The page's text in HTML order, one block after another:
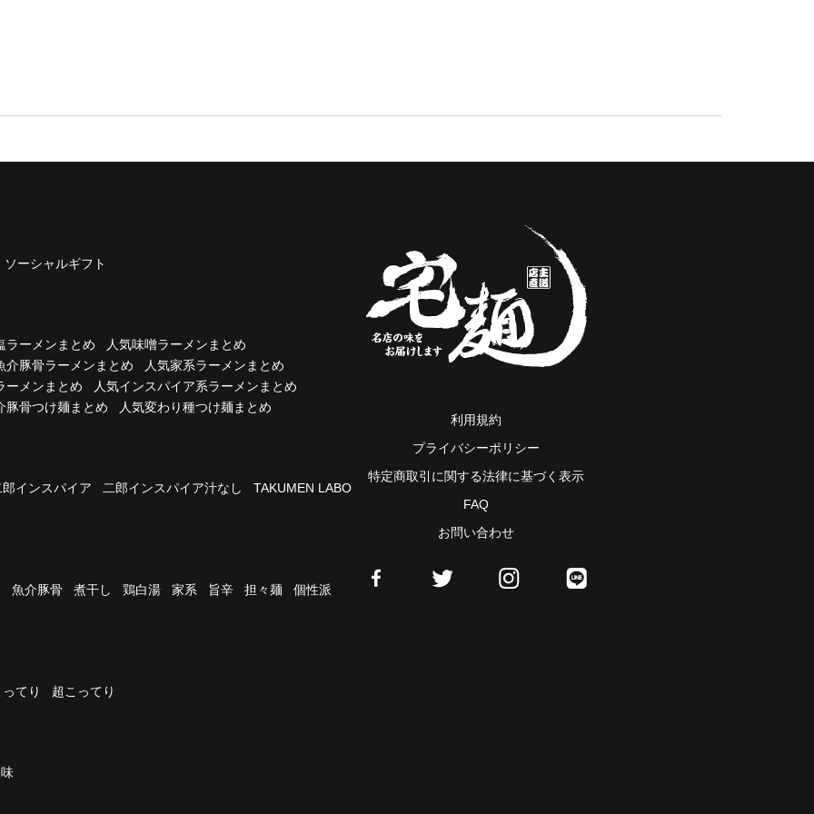
ソーシャルギフト
ラーメンまとめ
人気味噌ラーメンまとめ
介豚骨ラーメンまとめ
人気家系ラーメンまとめ
ーメンまとめ
人気インスパイア系ラーメンまとめ
豚骨つけ麺まとめ 人気変わり種つけ麺まとめ
郎インスパイア 二郎インスパイア汁なし
TAKUMEN LABO
魚介豚骨 煮干し 鶏白湯 家系 旨辛 担々麺
個性派
ってり 超こってり
利用規約
プライバシーポリシー
特定商取引に関する法律に基づく表示
FAQ
お問い合わせ